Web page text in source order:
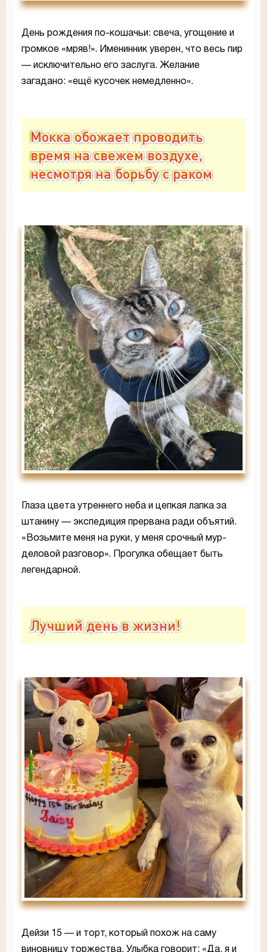
День рождения по-кошачьи: свеча, угощение и
громкое «мряв!». Именинник уверен, что весь пир
— исключительно его заслуга. Желание
загадано: «ещё кусочек немедленно».
Мокка обожает проводить
время на свежем воздухе,
несмотря на борьбу с раком
Глаза цвета утреннего неба и цепкая лапка за
штанину — экспедиция прервана ради объятий.
«Возьмите меня на руки, у меня срочный мур-
деловой разговор». Прогулка обещает быть
легендарной.
Лучший день в жизни!
Дейзи 15 — и торт, который похож на саму
виновницу торжества. Улыбка говорит: «Да, я и